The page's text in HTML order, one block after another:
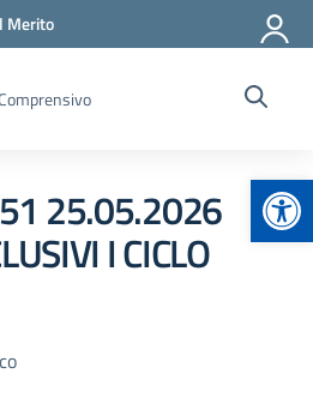
Merito
25.05.2026
I CICLO